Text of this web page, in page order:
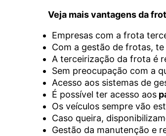
Veja mais vantagens da
Empresas com a frota
Com a gestão de frotas, te
A terceirização da frota é
Sem preocupação com a
Acesso aos sistemas de
É possível ter acesso aos
Os veículos sempre vão
Caso queira,
Gestão da manutenção e